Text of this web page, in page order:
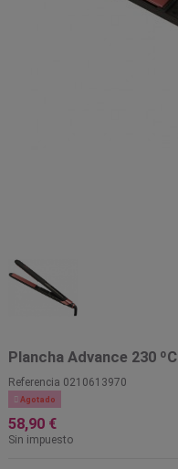
Plancha Advance 230 ºC
Referencia 0210613970
 Agotado
58,90 €
Sin impuesto